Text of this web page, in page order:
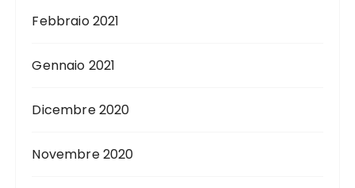
Febbraio 2021
Gennaio 2021
Dicembre 2020
Novembre 2020